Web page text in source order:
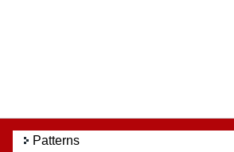
Patterns